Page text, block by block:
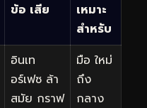
ข้อ เสีย
เหมาะ
สำหรับ
อินเท
อร์เฟซ ล้า
สมัย กราฟ
มือ ใหม่
ถึง
กลาง